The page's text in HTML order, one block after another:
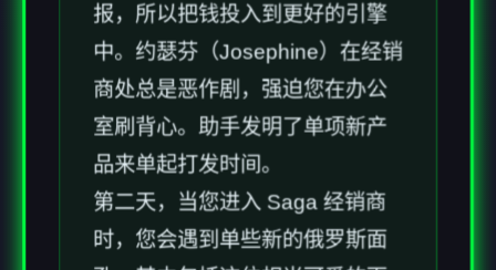
报，所以把钱投入到更好的引擎
中。约瑟芬（Josephine）在经销
商处总是恶作剧，强迫您在办公
室刷背心。助手发明了单项新产
品来单起打发时间。
第二天，当您进入 Saga 经销商
时，您会遇到单些新的俄罗斯面